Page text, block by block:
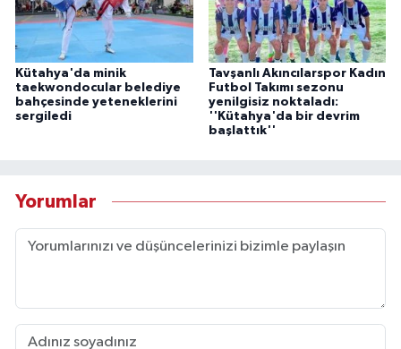
Kütahya'da minik
taekwondocular belediye
bahçesinde yeteneklerini
sergiledi
Tavşanlı Akıncılarspor Kadın
Futbol Takımı sezonu
yenilgisiz noktaladı:
''Kütahya'da bir devrim
başlattık''
Yorumlar